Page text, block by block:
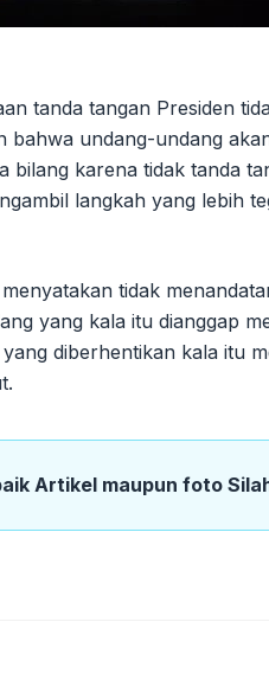
tanda tangan Presiden
bahwa undang-undang
bilang karena tidak tanda
langkah yang lebih
tidak
yang kala itu dianggap
diberhentikan kala itu
Artikel maupun foto